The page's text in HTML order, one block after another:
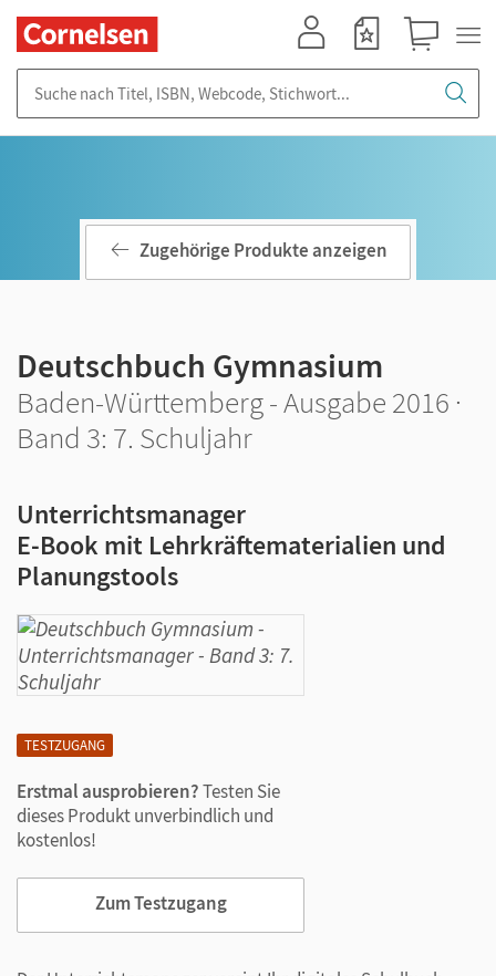
TESTZUGANG
Erstmal ausprobieren?Testen Sie
dieses Produkt unverbindlich und
kostenlos!
Zum Testzugang
Zugehörige Produkte anzeigen
Deutschbuch Gymnasium
Baden-Württemberg - Ausgabe 2016 ·
Band 3: 7. Schuljahr
Unterrichtsmanager
E-Book mit Lehrkräftematerialien und
Planungstools